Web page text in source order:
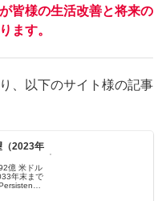
皆様の生活改善と将来の
ます。
、以下のサイト様の記事
（2023年
億 米ドル
年末まで